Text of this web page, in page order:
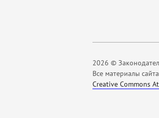
2026 ©
Все материалы
Creative Commons